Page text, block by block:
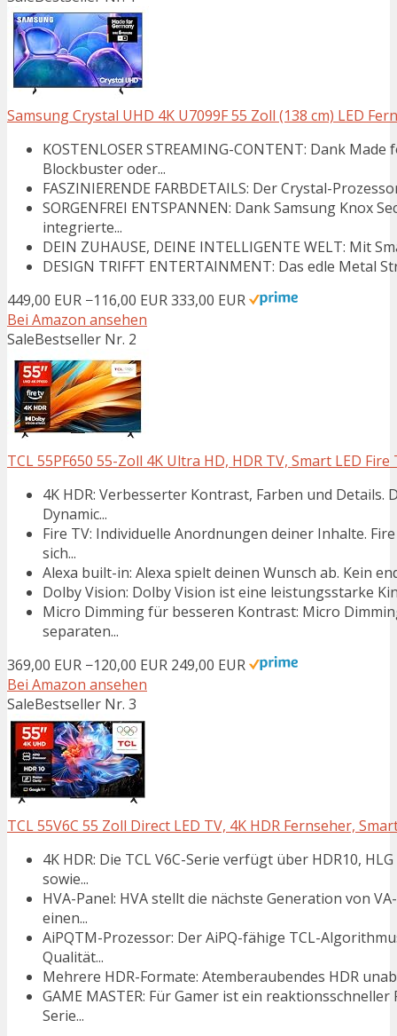
Samsung Crystal UHD 4K U7099F 55 Zoll (138 cm) LED
KOSTENLOSER STREAMING-CONTENT: Dank
Blockbuster oder...
FASZINIERENDE FARBDETAILS: Der Crystal-
SORGENFREI ENTSPANNEN: Dank Samsung
integrierte...
DEIN ZUHAUSE, DEINE INTELLIGENTE WELT: Mit
DESIGN TRIFFT ENTERTAINMENT: Das edle Metal
449,00 EUR −116,00 EUR333,00 EUR
Bei Amazon ansehen
SaleBestseller Nr. 2
TCL 55PF650 55-Zoll 4K Ultra HD, HDR TV, Smart LED
4K HDR: Verbesserter Kontrast, Farben und
Dynamic...
Fire TV: Individuelle Anordnungen deiner Inhalte.
sich...
Alexa built-in: Alexa spielt deinen Wunsch ab. Kein
Dolby Vision: Dolby Vision ist eine leistungsstarke
Micro Dimming für besseren Kontrast: Micro
separaten...
369,00 EUR −120,00 EUR 249,00 EUR
Bei Amazon ansehen
SaleBestseller Nr. 3
TCL 55V6C 55 Zoll Direct LED TV, 4K HDR Fernseher,
4K HDR: Die TCL V6C-Serie verfügt über HDR10,
sowie...
HVA-Panel: HVA stellt die nächste Generation von
einen...
AiPQTM-Prozessor: Der AiPQ-fähige TCL-
Qualität...
Mehrere HDR-Formate: Atemberaubendes HDR
GAME MASTER: Für Gamer ist ein
Serie...